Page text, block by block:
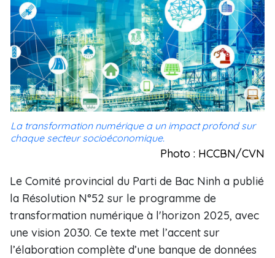
La transformation numérique a un impact profond sur
chaque secteur socioéconomique.
Photo : HCCBN/CVN
Le Comité provincial du Parti de Bac Ninh a publié
la Résolution N°52 sur le programme de
transformation numérique à l'horizon 2025, avec
une vision 2030. Ce texte met l’accent sur
l’élaboration complète d’une banque de données